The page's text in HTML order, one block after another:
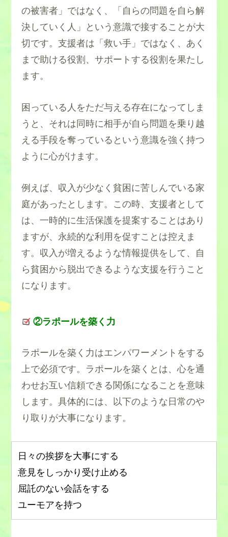
の被害者」ではなく、「自らの問題を自ら解
決していく人」という意識で接することが大
切です。支援者は「救い手」ではなく、あく
まで助ける役割、サポートする役割を果たし
ます。
困っている人をただ与える存在になってしま
うと、それは同時に相手が自ら問題を乗り越
える手段を奪っているという意識を強く持つ
ように心がけます。
例えば、収入が少なく貧困に苦しんでいる家
庭があったとします。この時、支援者として
は、一時的に生活保護を提案することはあり
ますが、永続的な利用を促すことは控えま
す。収入が増えるような情報提供をして、自
ら貧困から脱出できるような支援を行うこと
になります。
②ラポールを築く力
ラポールを築く力はエンパワーメントをする
上で必須です。ラポールを築くとは、心を通
わせお互い信頼できる関係になることを意味
します。具体的には、以下のような日常のや
り取りが大事になります。
日々の挨拶を大事にする
意見をしっかり受け止める
屈託のない会話をする
ユーモアを持つ